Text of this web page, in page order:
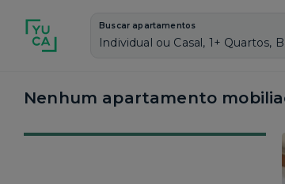
Buscar apartamentos
Nenhum apartamento